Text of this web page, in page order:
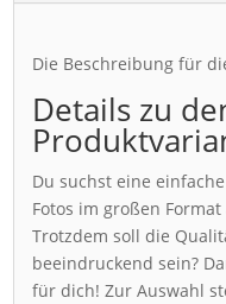
Die Beschreibung für
Details zu
Du suchst eine
Fotos im großen
Trotzdem soll die
beeindruckend sein?
für dich! Zur Auswahl